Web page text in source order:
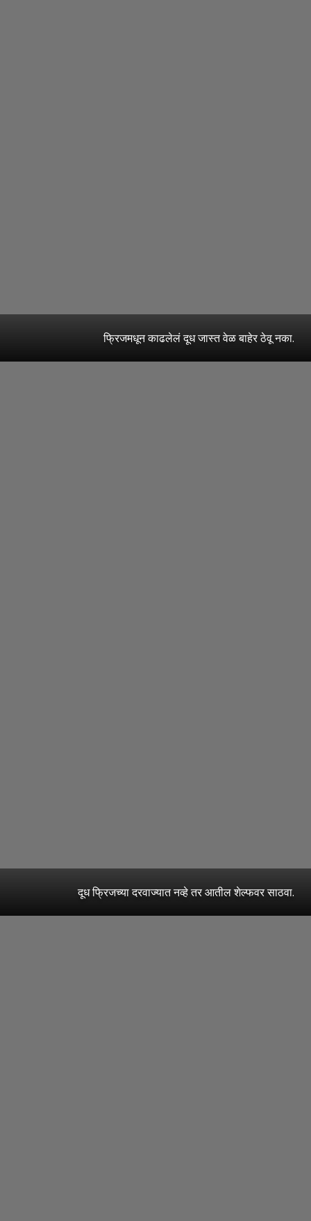
फ्रिजमधून काढलेलं दूध जास्त वेळ बाहेर ठेवू नका.
दूध फ्रिजच्या दरवाज्यात नव्हे तर आतील शेल्फवर साठवा.